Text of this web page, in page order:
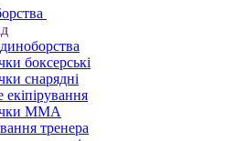
боксерські
снарядні
екіпірування
ММА
тренера